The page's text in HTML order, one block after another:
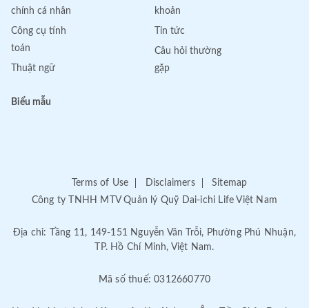
chính cá nhân
Công cụ tính
toán
Thuật ngữ
khoản
Tin tức
Câu hỏi thường
gặp
Biểu mẫu
Terms of Use Disclaimers
Sitemap
Công ty TNHH MTV Quản lý Quỹ Dai-ichi Life Việt Nam
Địa chỉ: Tầng 11, 149-151 Nguyễn Văn Trỗi, Phường Phú Nhuận,
TP. Hồ Chí Minh, Việt Nam.
Mã số thuế: 0312660770